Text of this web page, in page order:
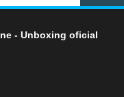
- Unboxing oficial